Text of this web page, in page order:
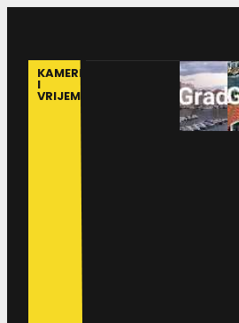
KAMERE
I
VRIJEME